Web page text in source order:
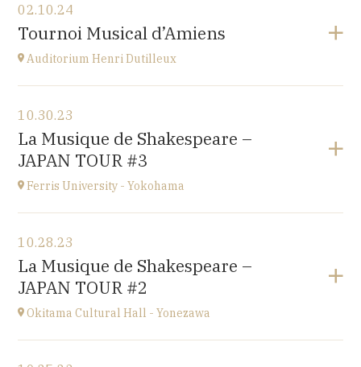
Esplanade Léopold-Robert 1 CH-2000 Neuchâtel
at20H15
02.10.24
Tournoi Musical d’Amiens
Auditorium Henri Dutilleux
Conservatoire d'Amiens
3 rue Desprez 80000 AMIENS
at15H
10.30.23
La Musique de Shakespeare –
JAPAN TOUR #3
Ferris University - Yokohama
Ferris University - Yokohama
JAPAN
at15H
10.28.23
La Musique de Shakespeare –
JAPAN TOUR #2
Okitama Cultural Hall - Yonezawa